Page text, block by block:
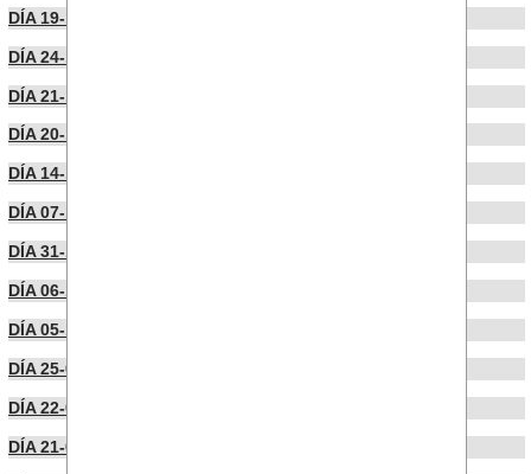
DÍA 19-12-2023
DÍA 24-11-2023
DÍA 21-11-2023
DÍA 20-11-2023
DÍA 14-11-2023
DÍA 07-11-2023
DÍA 31-10-2023
DÍA 06-10-2023
DÍA 05-10-2023
DÍA 25-09-2023
DÍA 22-09-2023
DÍA 21-09-2023